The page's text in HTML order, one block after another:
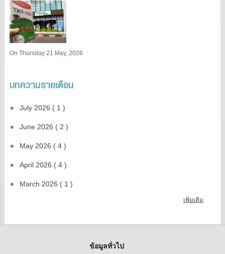
On Thursday 21 May, 2026
บทความรายเดือน
July 2026 ( 1 )
June 2026 ( 2 )
May 2026 ( 4 )
April 2026 ( 4 )
March 2026 ( 1 )
เพิ่มเติม
ข้อมูลทั่วไป